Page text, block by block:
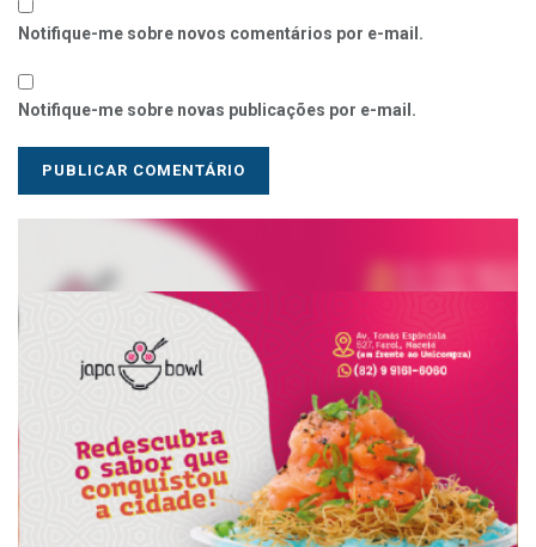
Notifique-me sobre novos comentários por e-mail.
Notifique-me sobre novas publicações por e-mail.